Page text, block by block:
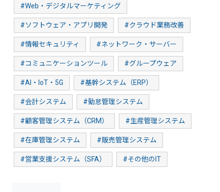
#Web・デジタルマーケティング
#ソフトウェア・アプリ開発 #クラウド業務改善
#情報セキュリティ #ネットワーク・サーバー
#コミュニケーションツール #グループウェア
#AI・IoT・5G #基幹システム（ERP）
#会計システム #勤怠管理システム
#顧客管理システム（CRM） #生産管理システム
#在庫管理システム #販売管理システム
#営業支援システム（SFA） #その他のIT